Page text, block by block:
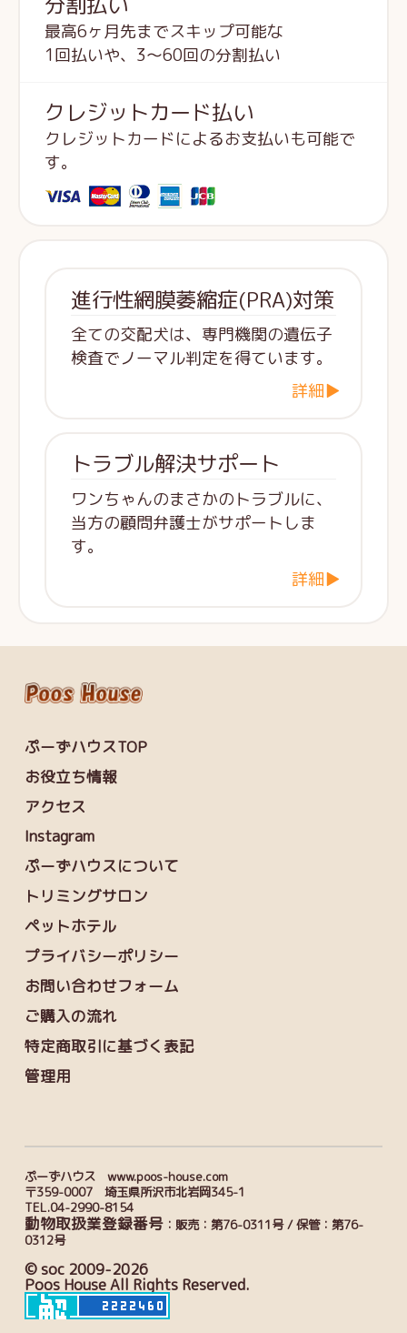
最高6ヶ月先までスキップ可能な
1回払いや、3～60回の分割払い
クレジットカード払い
クレジットカードによるお支払いも可能で
す。
進行性網膜萎縮症(PRA)対策
全ての交配犬は、専門機関の遺伝子
検査でノーマル判定を得ています。
詳細▶
トラブル解決サポート
ワンちゃんのまさかのトラブルに、
当方の顧問弁護士がサポートしま
す。
詳細▶
ぷーずハウスTOP
お役立ち情報
アクセス
Instagram
ぷーずハウスについて
トリミングサロン
ペットホテル
プライバシーポリシー
お問い合わせフォーム
ご購入の流れ
特定商取引に基づく表記
管理用
ぷーずハウス www.poos-house.com
〒359-0007 埼玉県所沢市北岩岡345-1
TEL.04-2990-8154
動物取扱業登録番号：販売：第76-0311号 / 保管：第76-
0312号
© soc 2009-2026
Poos House All Rights Reserved.